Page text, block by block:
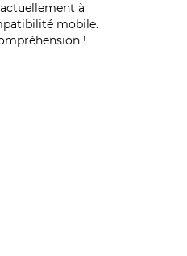
à
mobile.
!